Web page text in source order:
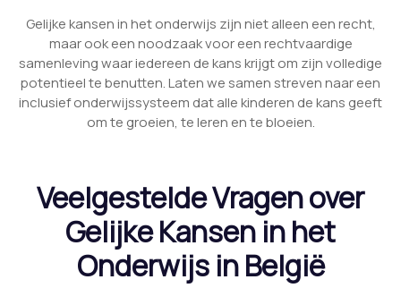
Gelijke kansen in het onderwijs zijn niet alleen een recht,
maar ook een noodzaak voor een rechtvaardige
samenleving waar iedereen de kans krijgt om zijn volledige
potentieel te benutten. Laten we samen streven naar een
inclusief onderwijssysteem dat alle kinderen de kans geeft
om te groeien, te leren en te bloeien.
Veelgestelde Vragen over
Gelijke Kansen in het
Onderwijs in België